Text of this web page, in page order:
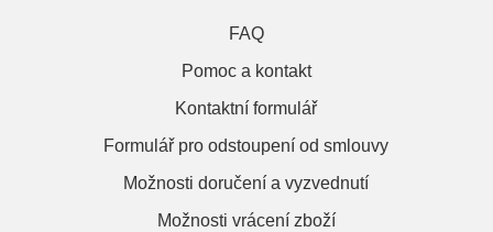
FAQ
Pomoc a kontakt
Kontaktní formulář
Formulář pro odstoupení od smlouvy
Možnosti doručení a vyzvednutí
Možnosti vrácení zboží